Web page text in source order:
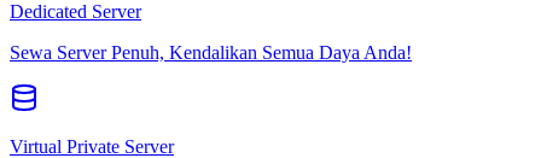
Dedicated Server
Sewa Server Penuh, Kendalikan Semua Daya Anda!
Virtual Private Server